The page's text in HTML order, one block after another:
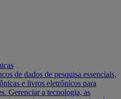
de dados de pesquisa essenciais,
e livros eletrônicos para
Gerenciar a tecnologia, as